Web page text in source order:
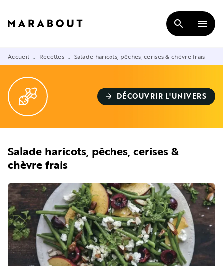
CONTENU
search menu
Accueil • Recettes • Salade haricots, pêches, cerises & chèvre frais
arrow_forward DÉCOUVRIR L'UNIVERS
Salade haricots, pêches, cerises &
chèvre frais